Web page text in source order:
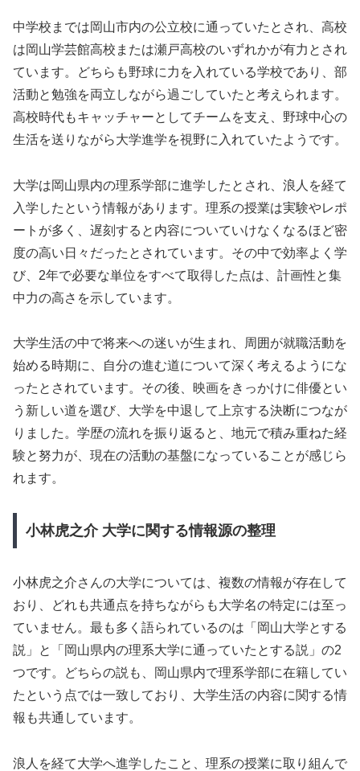
中学校までは岡山市内の公立校に通っていたとされ、高校
は岡山学芸館高校または瀬戸高校のいずれかが有力とされ
ています。どちらも野球に力を入れている学校であり、部
活動と勉強を両立しながら過ごしていたと考えられます。
高校時代もキャッチャーとしてチームを支え、野球中心の
生活を送りながら大学進学を視野に入れていたようです。
大学は岡山県内の理系学部に進学したとされ、浪人を経て
入学したという情報があります。理系の授業は実験やレポ
ートが多く、遅刻すると内容についていけなくなるほど密
度の高い日々だったとされています。その中で効率よく学
び、2年で必要な単位をすべて取得した点は、計画性と集
中力の高さを示しています。
大学生活の中で将来への迷いが生まれ、周囲が就職活動を
始める時期に、自分の進む道について深く考えるようにな
ったとされています。その後、映画をきっかけに俳優とい
う新しい道を選び、大学を中退して上京する決断につなが
りました。学歴の流れを振り返ると、地元で積み重ねた経
験と努力が、現在の活動の基盤になっていることが感じら
れます。
小林虎之介 大学に関する情報源の整理
小林虎之介さんの大学については、複数の情報が存在して
おり、どれも共通点を持ちながらも大学名の特定には至っ
ていません。最も多く語られているのは「岡山大学とする
説」と「岡山県内の理系大学に通っていたとする説」の2
つです。どちらの説も、岡山県内で理系学部に在籍してい
たという点では一致しており、大学生活の内容に関する情
報も共通しています。
浪人を経て大学へ進学したこと、理系の授業に取り組んで